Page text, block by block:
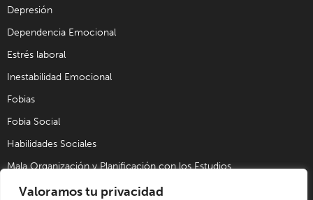
Valoramos tu privacidad
Depresión
Dependencia Emocional
Estrés laboral
Inestabilidad Emocional
Fobias
Fobia Social
Habilidades Sociales
Mala Organización y Planificación con los Estudios
Miedo a la Soledad